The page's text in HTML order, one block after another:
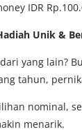
IDR
Unik &
yang lain?
tahun,
nominal,
menarik.